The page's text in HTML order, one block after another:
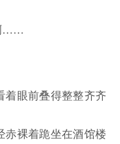
……
眼前叠得整整齐齐
赤裸着跪坐在酒馆楼